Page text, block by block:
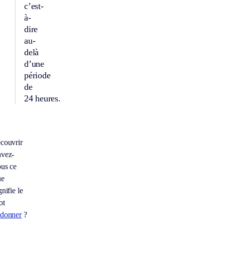
c’est-
à-
dire
au-
delà
d’une
période
de
24 heures.
ce
le
?